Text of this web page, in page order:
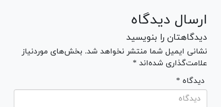
ارسال دیدگاه
دیدگاهتان را بنویسید
نشانی ایمیل شما منتشر نخواهد شد. بخش‌های موردنیاز
علامت‌گذاری شده‌اند *
* دیدگاه